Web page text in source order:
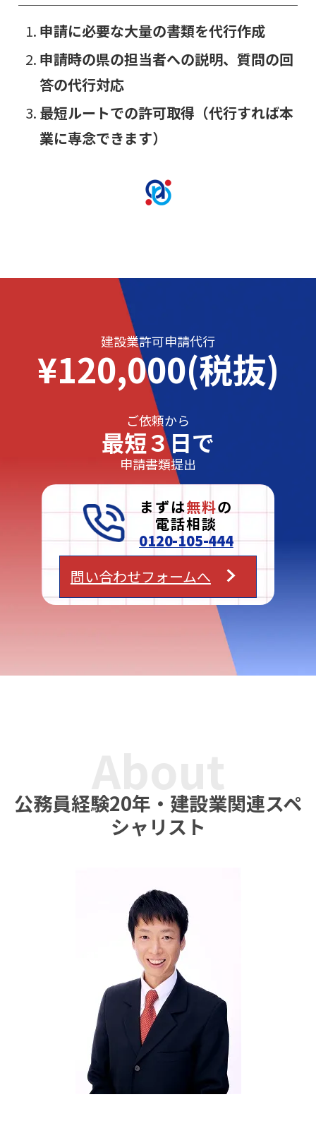
申請に必要な大量の書類を代行作成
申請時の県の担当者への説明、質問の回
答の代行対応
最短ルートでの許可取得（代行すれば本
業に専念できます）
建設業許可申請代行
¥120,000(税抜)
ご依頼から
最短３日で
申請書類提出
まずは無料の
電話相談
0120-105-444
問い合わせフォームへ
公務員経験20年・建設業関連スペ
シャリスト